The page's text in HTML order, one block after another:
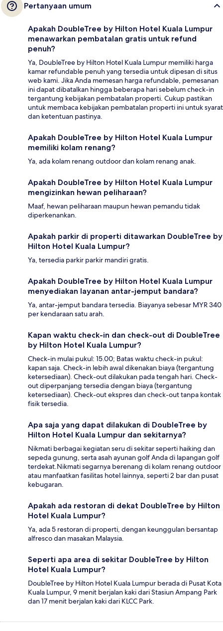
Pertanyaan umum
Apakah DoubleTree by Hilton Hotel Kuala Lumpur
menawarkan pembatalan gratis untuk refund
penuh?
Ya, DoubleTree by Hilton Hotel Kuala Lumpur memiliki harga
kamar refundable penuh yang tersedia untuk dipesan di situs
web kami. Jika Anda memesan harga refundable, pemesanan
ini dapat dibatalkan hingga beberapa hari sebelum check-in
tergantung kebijakan pembatalan properti. Cukup pastikan
untuk membaca kebijakan pembatalan properti ini untuk syarat
dan ketentuan pastinya.
Apakah DoubleTree by Hilton Hotel Kuala Lumpur
memiliki kolam renang?
Ya, ada kolam renang outdoor dan kolam renang anak.
Apakah DoubleTree by Hilton Hotel Kuala Lumpur
mengizinkan hewan peliharaan?
Maaf, hewan peliharaan maupun hewan pemandu tidak
diperkenankan.
Apakah parkir di properti ditawarkan DoubleTree by
Hilton Hotel Kuala Lumpur?
Ya, tersedia parkir parkir mandiri gratis.
Apakah DoubleTree by Hilton Hotel Kuala Lumpur
menyediakan layanan antar-jemput bandara?
Ya, antar-jemput bandara tersedia. Biayanya sebesar MYR 340
per kendaraan satu arah.
Kapan waktu check-in dan check-out di DoubleTree
by Hilton Hotel Kuala Lumpur?
Check-in mulai pukul: 15.00; Batas waktu check-in pukul:
kapan saja. Check-in lebih awal dikenakan biaya (tergantung
ketersediaan). Check-out dilakukan pada tengah hari. Check-
out diperpanjang tersedia dengan biaya (tergantung
ketersediaan). Check-out ekspres dan check-out tanpa kontak
fisik tersedia.
Apa saja yang dapat dilakukan di DoubleTree by
Hilton Hotel Kuala Lumpur dan sekitarnya?
Nikmati berbagai kegiatan seru di sekitar seperti haiking dan
sepeda gunung, serta asah ayunan golf Anda di lapangan golf
terdekat.Nikmati segarnya berenang di kolam renang outdoor
atau manfaatkan fasilitas hotel lainnya, seperti 2 bar dan pusat
kebugaran.
Apakah ada restoran di dekat DoubleTree by Hilton
Hotel Kuala Lumpur?
Ya, ada 5 restoran di properti, dengan keunggulan bersantap
alfresco dan masakan Malaysia.
Seperti apa area di sekitar DoubleTree by Hilton
Hotel Kuala Lumpur?
DoubleTree by Hilton Hotel Kuala Lumpur berada di Pusat Kota
Kuala Lumpur, 9 menit berjalan kaki dari Stasiun Ampang Park
dan 17 menit berjalan kaki dari KLCC Park.